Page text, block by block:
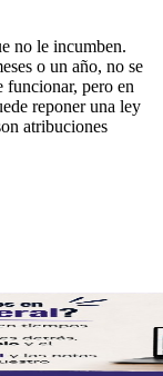
no le incumben.
o un año, no se
funcionar, pero en
reponer una ley
atribuciones